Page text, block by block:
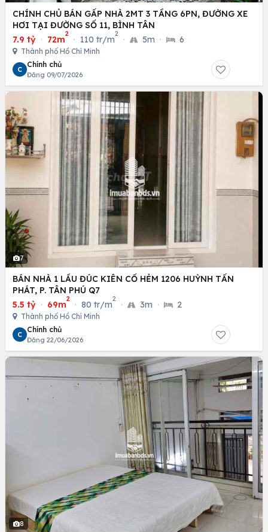
CHÍNH CHỦ BÁN GẤP NHÀ 2MT 3 TẦNG 6PN, ĐƯỜNG XE
HƠI TẠI ĐƯỜNG SỐ 11, BÌNH TÂN
7.9 tỷ · 72m
2
· 110 tr/m
2
· 5m · 6
Thành phố Hồ Chí Minh
C
Chính chủ
Đăng 09/07/2026
7
BÁN NHÀ 1 LẦU ĐÚC KIÊN CỐ HẺM 1206 HUỲNH TẤN
PHÁT, P. TÂN PHÚ Q7
5.5 tỷ · 69m
2
· 80 tr/m
2
· 3m · 2
Thành phố Hồ Chí Minh
C
Chính chủ
Đăng 22/06/2026
8